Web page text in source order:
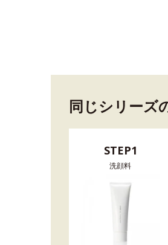
同じシリーズ
STEP1
洗顔料